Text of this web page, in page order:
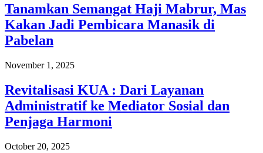
Tanamkan Semangat Haji Mabrur, Mas
Kakan Jadi Pembicara Manasik di
Pabelan
November 1, 2025
Revitalisasi KUA : Dari Layanan
Administratif ke Mediator Sosial dan
Penjaga Harmoni
October 20, 2025